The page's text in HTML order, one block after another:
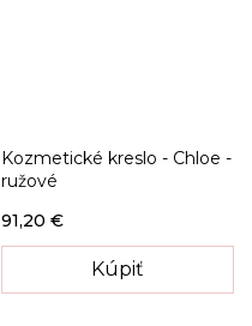
Kozmetické kreslo - Chloe -
ružové
91,20 €
Kúpiť